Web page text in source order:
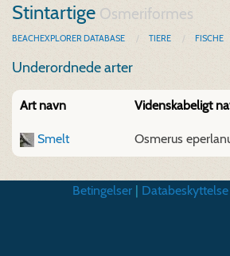
Stintartige Osmeriformes
BEACHEXPLORER DATABASE TIERE FISCHE
Underordnede arter
Art navn Videnskabeligt
Smelt Osmerus
Betingelser | Databeskyttelse